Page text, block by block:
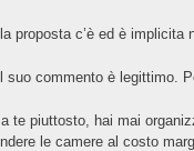
proposta c’è ed è implicita
suo commento è legittimo.
a te piuttosto, hai mai
le camere al costo